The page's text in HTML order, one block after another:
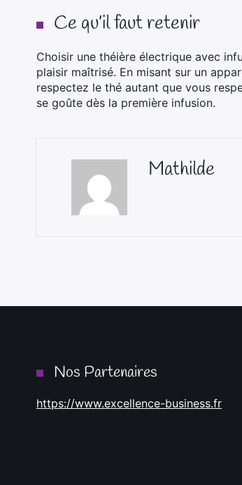
Ce qu’il faut retenir
Choisir une théière électrique avec
plaisir maîtrisé. En misant sur un
respectez le thé autant que vous
se goûte dès la première infusion.
Mathilde
Nos Partenaires
https://www.excellence-business.fr